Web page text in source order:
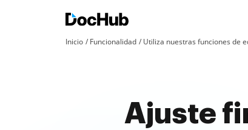
Inicio Funcionalidad Utiliza nuestras funciones de
Ajuste